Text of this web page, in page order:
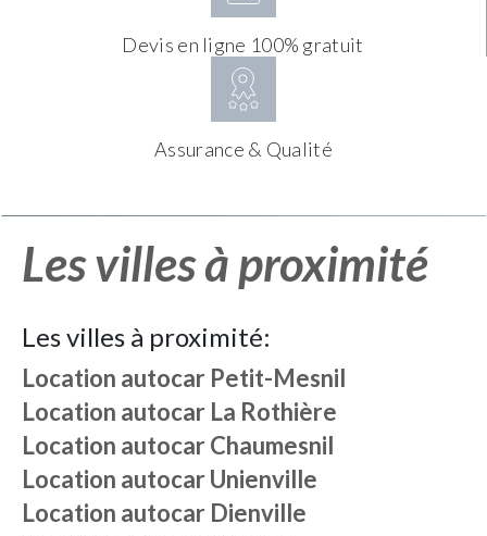
Devis en ligne 100% gratuit
Assurance & Qualité
Les villes à proximité
Les villes à proximité:
Location autocar Petit-Mesnil
Location autocar La Rothière
Location autocarChaumesnil
Location autocarUnienville
Location autocar Dienville